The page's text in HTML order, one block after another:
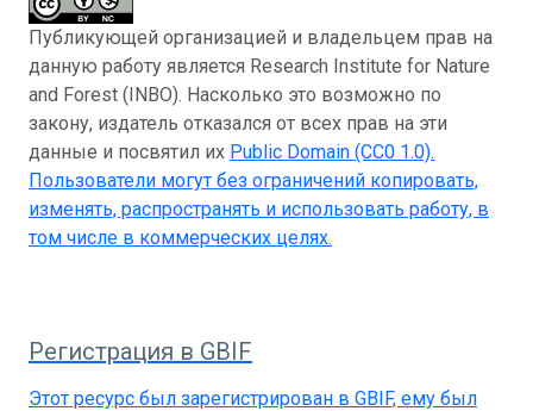
Публикующей организацией и владельцем прав на
данную работу является Research Institute for Nature
and Forest (INBO). Насколько это возможно по
закону, издатель отказался от всех прав на эти
данные и посвятил их Public Domain (CC0 1.0).
Пользователи могут без ограничений копировать,
изменять, распространять и использовать работу, в
том числе в коммерческих целях.
Регистрация в GBIF
Этот ресурс был зарегистрирован в GBIF, ему был